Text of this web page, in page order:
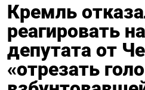
Кремль
реагировать
депутата от
«отрезать